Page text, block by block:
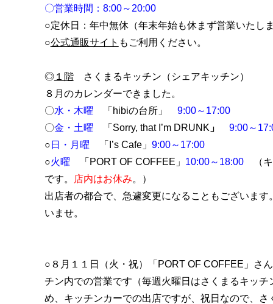
〇営業時間：8:00～20:00
○定休日： 年中無休（年末年始も休まず営業いたし
○公式通販サイト もご利用ください。
◎１階さくまるキッチン（シェアキッチン）
８月のカレンダーできました。
〇水・木曜 「hibiの台所」
9:00～17:00
〇金・土曜 「Sorry, that I’m DRUNK 」
9:00～
○ 日・月曜 「I’s Cafe」 9:00～17:00
○火曜 「PORT OF COFFEE」 10:00～18:00
（
です。
店内はお休み。）
出店者の都合で、急遽変更になることもございます
い ませ。
○８月１１日（火・祝）「PORT OF COFFEE」さ
チン内での営業です（毎週火曜日はさくまるキッチ
め、キッチンカーでの出店ですが、祝日なので、さ